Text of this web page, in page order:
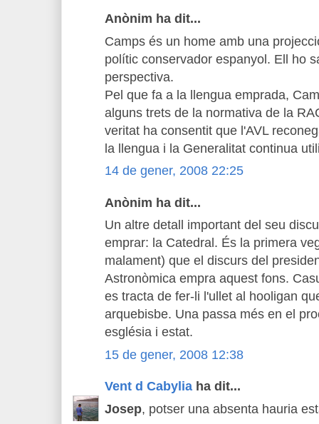
Anònim ha dit...
Camps és un home amb una
polític conservador espanyol. Ell ho
perspectiva.
Pel que fa a la llengua emprada,
alguns trets de la normativa de la
veritat ha consentit que l'AVL
la llengua i la Generalitat continua
14 de gener, 2008 22:25
Anònim ha dit...
Un altre detall important del seu
emprar: la Catedral. És la primera
malament) que el discurs del
Astronòmica empra aquest fons.
es tracta de fer-li l'ullet al hooligan
arquebisbe. Una passa més en el
església i estat.
15 de gener, 2008 12:38
Vent d Cabylia ha dit...
Josep, potser una absenta hauria